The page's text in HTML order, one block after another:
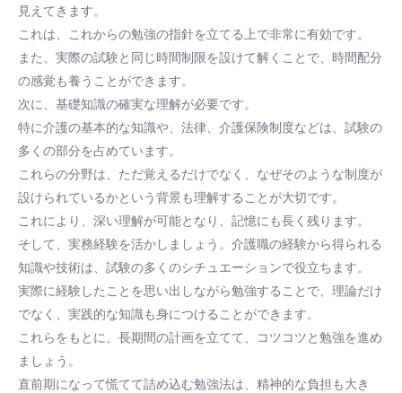
見えてきます。
これは、これからの勉強の指針を立てる上で非常に有効です。
また、実際の試験と同じ時間制限を設けて解くことで、時間配分
の感覚も養うことができます。
次に、基礎知識の確実な理解が必要です。
特に介護の基本的な知識や、法律、介護保険制度などは、試験の
多くの部分を占めています。
これらの分野は、ただ覚えるだけでなく、なぜそのような制度が
設けられているかという背景も理解することが大切です。
これにより、深い理解が可能となり、記憶にも長く残ります。
そして、実務経験を活かしましょう。介護職の経験から得られる
知識や技術は、試験の多くのシチュエーションで役立ちます。
実際に経験したことを思い出しながら勉強することで、理論だけ
でなく、実践的な知識も身につけることができます。
これらをもとに、長期間の計画を立てて、コツコツと勉強を進め
ましょう。
直前期になって慌てて詰め込む勉強法は、精神的な負担も大き